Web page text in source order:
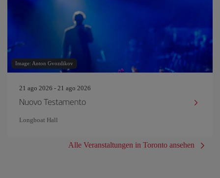
Image: Anton Gvozdikov
21 ago 2026 - 21 ago 2026
Nuovo Testamento
Longboat Hall
Alle Veranstaltungen in Toronto ansehen